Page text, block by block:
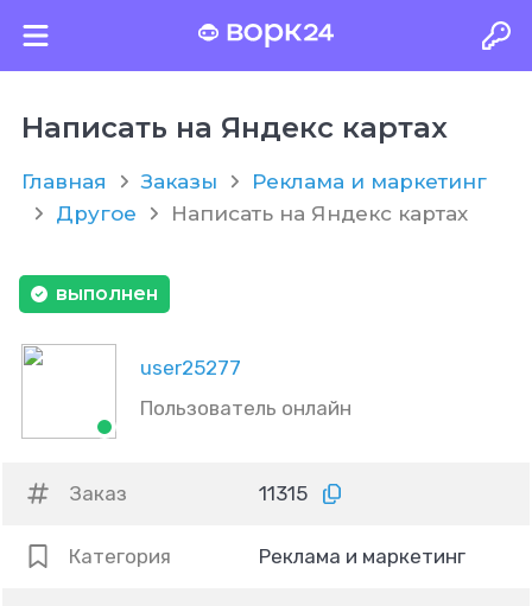
Написать на Яндекс картах
Главная Заказы
Реклама и маркетинг
Другое
Написать на Яндекс картах
user25277
Пользователь онлайн
выполнен
Заказ 11315
Категория Реклама и маркетинг